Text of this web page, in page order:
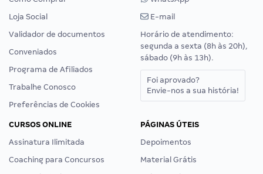
Loja Social
Validador de documentos
Conveniados
Programa de Afiliados
Trabalhe Conosco
Preferências de Cookies
E-mail
Horário de atendimento:
segunda a sexta (8h às 20h),
sábado (9h às 13h).
Foi aprovado?
Envie-nos a sua história!
CURSOS ONLINE
Assinatura Ilimitada
Coaching para Concursos
PÁGINAS ÚTEIS
Depoimentos
Material Grátis